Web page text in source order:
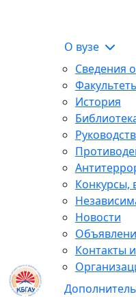
О вузе
Сведения
История
Новости
Контакты